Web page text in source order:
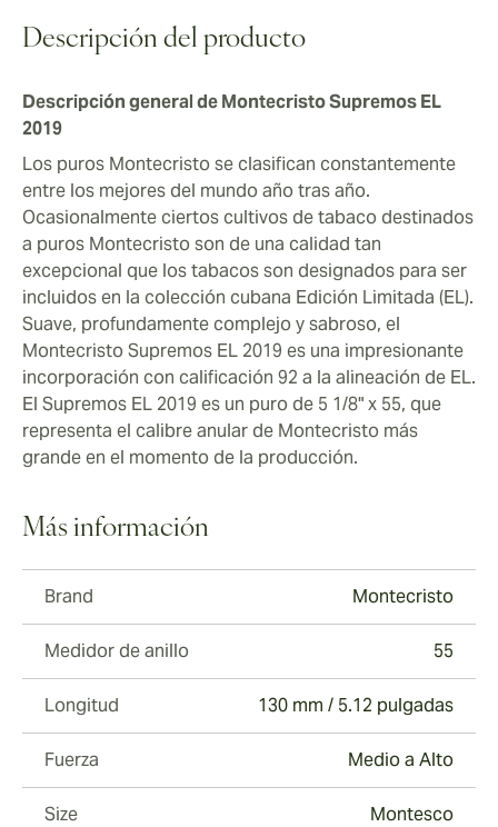
actual. Entonces, no espere para agregar el
Descripción del producto
Descripción general de Montecristo Supremos EL
2019
Los puros Montecristo se clasifican constantemente
entre los mejores del mundo año tras año.
Ocasionalmente ciertos cultivos de tabaco destinados
a puros Montecristo son de una calidad tan
excepcional que los tabacos son designados para ser
incluidos en la colección cubana Edición Limitada (EL).
Suave, profundamente complejo y sabroso, el
Montecristo Supremos EL 2019 es una impresionante
incorporación con calificación 92 a la alineación de EL.
El Supremos EL 2019 es un puro de 5 1/8" x 55, que
representa el calibre anular de Montecristo más
grande en el momento de la producción.
Más información
Brand Montecristo
Medidor de anillo 55
Longitud 130 mm / 5.12 pulgadas
Fuerza Medio a Alto
Size Montesco